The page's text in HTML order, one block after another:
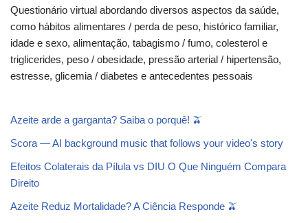
Questionário virtual abordando diversos aspectos da saúde,
como hábitos alimentares / perda de peso, histórico familiar,
idade e sexo, alimentação, tabagismo / fumo, colesterol e
triglicerides, peso / obesidade, pressão arterial / hipertensão,
estresse, glicemia / diabetes e antecedentes pessoais
Azeite arde a garganta? Saiba o porquê! 🫒
Scora — AI background music that follows your video's story
Efeitos Colaterais da Pílula vs DIU O Que Ninguém Compara
Direito
Azeite Reduz Mortalidade? A Ciência Responde 🫒